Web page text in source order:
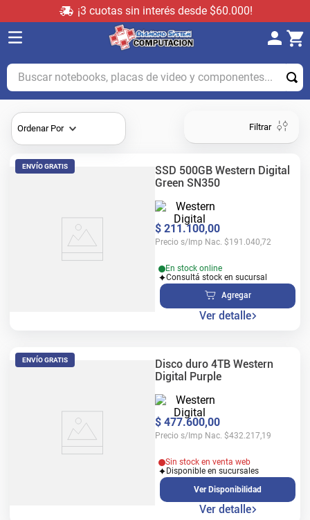
¡3 cuotas sin interés desde $60.000!
Buscar notebooks, placas de video y componentes...
Ordenar Por Filtrar
ENVÍO GRATIS
SSD 500GB Western Digital
Green SN350
$ 211.100,00
Precio s/Imp Nac. $191.040,72
En stock online
Consultá stock en sucursal
Agregar
Ver detalle
ENVÍO GRATIS
Disco duro 4TB Western
Digital Purple
$ 477.600,00
Precio s/Imp Nac. $432.217,19
Sin stock en venta web
Disponible en sucursales
Ver Disponibilidad
Ver detalle